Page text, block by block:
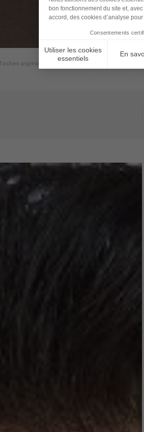
Taches pigmentaires du visage : Causes et solutions